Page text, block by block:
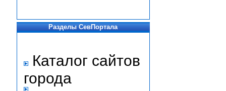
Разделы СевПортала
Каталог сайтов
города